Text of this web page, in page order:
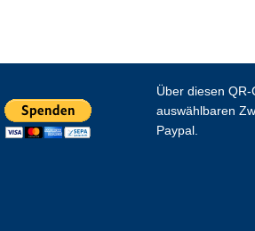
Über diesen
auswählbaren
Paypal.